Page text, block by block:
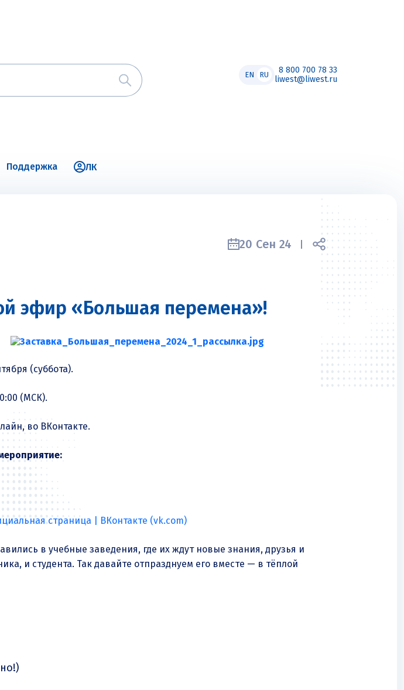
EN RU
8 800 700 78 33
liwest@liwest.ru
Поддержка ЛК
20 Сен 24
эфир «Большая перемена»!
(суббота).
(МСК).
во ВКонтакте.
страница | ВКонтакте (vk.com)
в учебные заведения, где их ждут новые знания, друзья и
и студента. Так давайте отпразднуем его вместе — в тёплой